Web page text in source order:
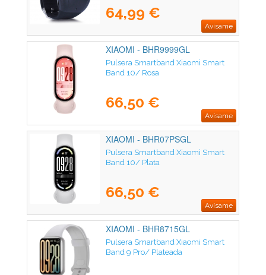
64,99 €
Avísame
XIAOMI - BHR9999GL
Pulsera Smartband Xiaomi Smart
Band 10/ Rosa
66,50 €
Avísame
XIAOMI - BHR07PSGL
Pulsera Smartband Xiaomi Smart
Band 10/ Plata
66,50 €
Avísame
XIAOMI - BHR8715GL
Pulsera Smartband Xiaomi Smart
Band 9 Pro/ Plateada